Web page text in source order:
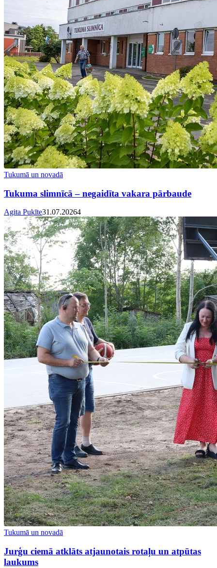
Tukumā un novadā
Tukuma slimnīcā – negaidīta vakara pārbaude
Agita Puķīte31.07.20264
Tukumā un novadā
Jurģu ciemā atklāts atjaunotais rotaļu un atpūtas
laukums